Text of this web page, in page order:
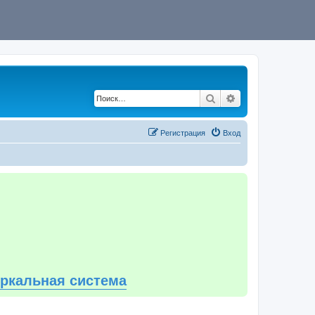
Поиск
Вход
Регистрация
система